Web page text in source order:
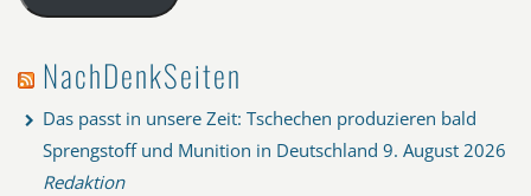
NachDenkSeiten
Das passt in unsere Zeit: Tschechen produzieren bald
Sprengstoff und Munition in Deutschland 9. August 2026
Redaktion